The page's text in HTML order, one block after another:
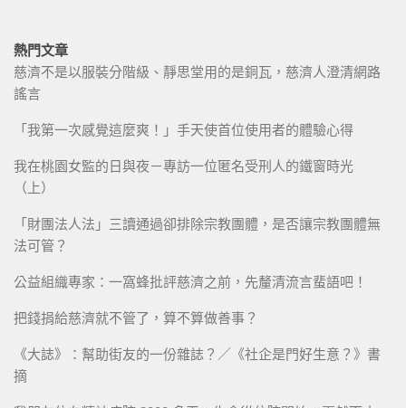
熱門文章
慈濟不是以服裝分階級、靜思堂用的是銅瓦，慈濟人澄清網路
謠言
「我第一次感覺這麼爽！」手天使首位使用者的體驗心得
我在桃園女監的日與夜－專訪一位匿名受刑人的鐵窗時光
（上）
「財團法人法」三讀通過卻排除宗教團體，是否讓宗教團體無
法可管？
公益組織專家：一窩蜂批評慈濟之前，先釐清流言蜚語吧！
把錢捐給慈濟就不管了，算不算做善事？
《大誌》：幫助街友的一份雜誌？／《社企是門好生意？》書
摘